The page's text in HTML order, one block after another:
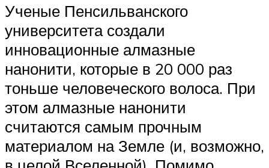
Ученые Пенсильванского
университета создали
инновационные алмазные
нанонити, которые в 20 000 раз
тоньше человеческого волоса. При
этом алмазные нанонити
считаются самым прочным
материалом на Земле (и, возможно,